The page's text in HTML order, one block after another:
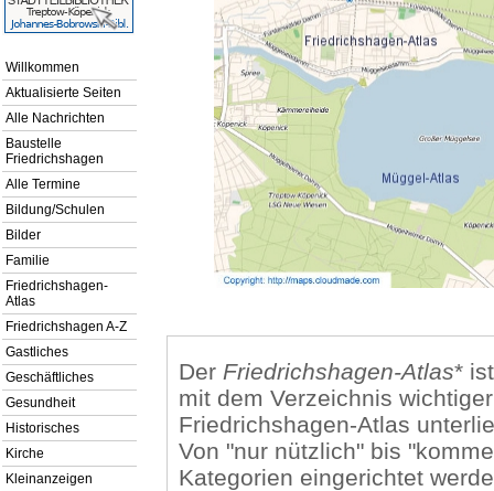
Willkommen
Aktualisierte Seiten
Alle Nachrichten
Baustelle
Friedrichshagen
Alle Termine
Bildung/Schulen
Bilder
Familie
Friedrichshagen-
Atlas
Friedrichshagen A-Z
Gastliches
Geschäftliches
Gesundheit
Historisches
Kirche
Kleinanzeigen
Der Friedrichshagen-Atlas*
mit dem Verzeichnis
Friedrichshagen-Atlas
Von "nur nützlich" bis
Kategorien eingerichtet